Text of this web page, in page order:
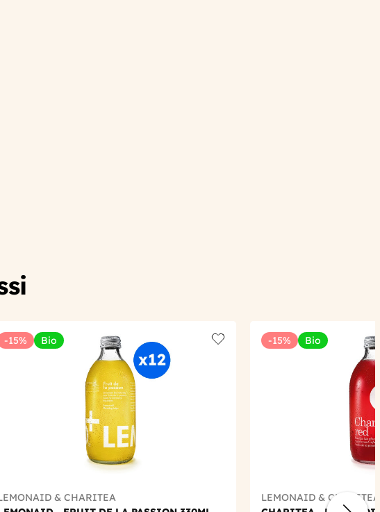
-15% Bio
Add to wishlist
& CHARITEA
-15% Bio
LEMONAID & CHARITEA